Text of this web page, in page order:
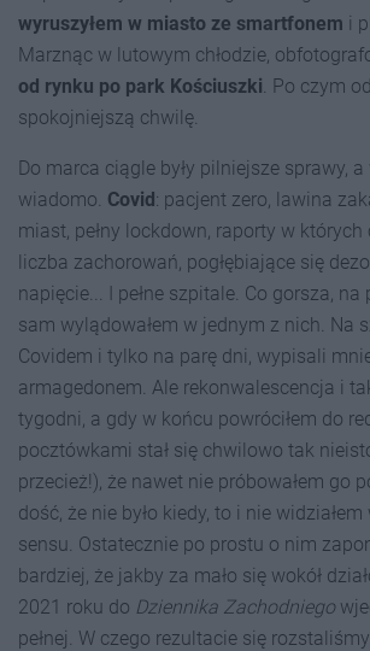
wyruszyłem w miasto ze smartfonem i
Marznąc w lutowym chłodzie,
od rynku po park Kościuszki. Po czym
spokojniejszą chwilę.
Do marca ciągle były pilniejsze sprawy, a
wiadomo. Covid: pacjent zero, lawina
miast, pełny lockdown, raporty w których
liczba zachorowań, pogłębiające się
napięcie... I pełne szpitale. Co gorsza,
sam wylądowałem w jednym z nich. Na
Covidem i tylko na parę dni, wypisali
armagedonem. Ale rekonwalescencja i
tygodni, a gdy w końcu powróciłem do
pocztówkami stał się chwilowo tak
przecież!), że nawet nie próbowałem go
dość, że nie było kiedy, to i nie
sensu. Ostatecznie po prostu o nim
bardziej, że jakby za mało się wokół
2021 roku do Dziennika Zachodniego
pełnej. W czego rezultacie się rozstaliśmy.